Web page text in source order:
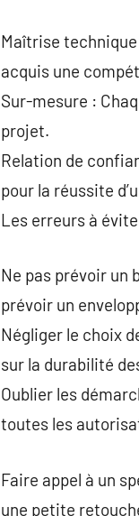
Maîtrise
acquis une
Sur-mesure :
projet.
Relation de
pour la réussite
Les erreurs à
Ne pas prévoir un
prévoir un
Négliger le choix
sur la durabilité
Oublier les
toutes les
Faire appel à un
une petite